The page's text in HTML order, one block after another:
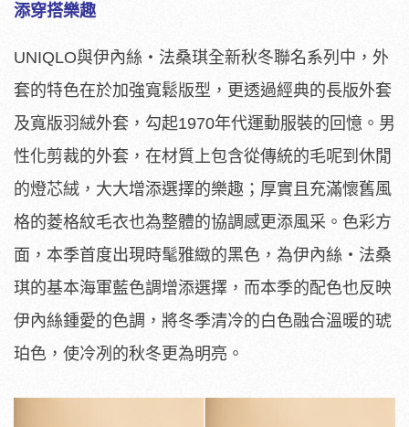
添穿搭樂趣
UNIQLO與伊內絲・法桑琪全新秋冬聯名系列中，外
套的特色在於加強寬鬆版型，更透過經典的長版外套
及寬版羽絨外套，勾起1970年代運動服裝的回憶。男
性化剪裁的外套，在材質上包含從傳統的毛呢到休閒
的燈芯絨，大大增添選擇的樂趣；厚實且充滿懷舊風
格的菱格紋毛衣也為整體的協調感更添風采。色彩方
面，本季首度出現時髦雅緻的黑色，為伊內絲・法桑
琪的基本海軍藍色調增添選擇，而本季的配色也反映
伊內絲鍾愛的色調，將冬季清冷的白色融合溫暖的琥
珀色，使冷冽的秋冬更為明亮。